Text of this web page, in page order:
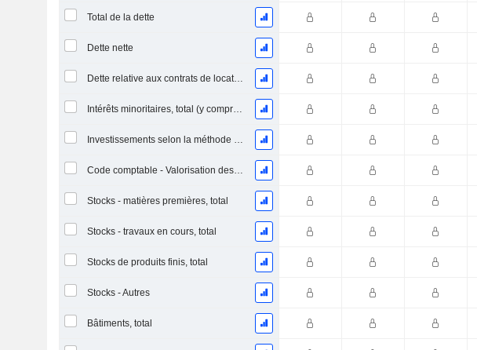
Total de la dette
Dette nette
Dette relative aux contrats de location
Intérêts minoritaires, total (y compris la division financière)
Investissements selon la méthode de la mise en équivalence, total
Code comptable - Valorisation des stocks
Stocks - matières premières, total
Stocks - travaux en cours, total
Stocks de produits finis, total
Stocks - Autres
Bâtiments, total